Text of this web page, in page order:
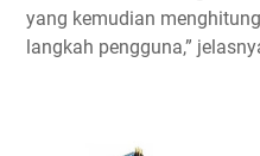
yang kemudian
langkah pengguna,”